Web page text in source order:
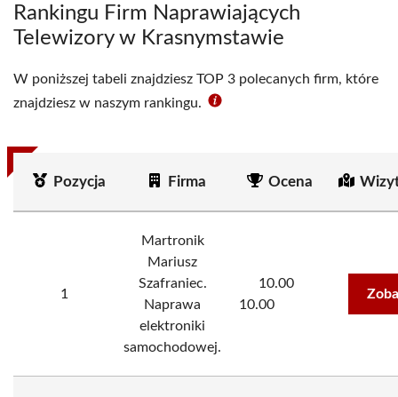
Rankingu Firm Naprawiających
Telewizory w Krasnymstawie
W poniższej tabeli znajdziesz TOP 3 polecanych firm, które
znajdziesz w naszym rankingu.
Pozycja Firma Ocena
1
Martronik
Mariusz
Szafraniec.
Naprawa
elektroniki
samochodowej.
10.00
10.00